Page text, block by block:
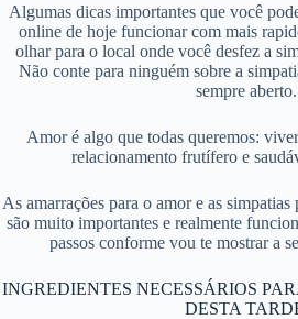
Algumas dicas importantes que você
online de hoje funcionar com mais
olhar para o local onde você desfez a
Não conte para ninguém sobre a
sempre aberto.
Amor é algo que todas queremos:
relacionamento frutífero e
As amarrações para o amor e as
são muito importantes e realmente
passos conforme vou te mostrar a
INGREDIENTES NECESSÁRIOS
DESTA